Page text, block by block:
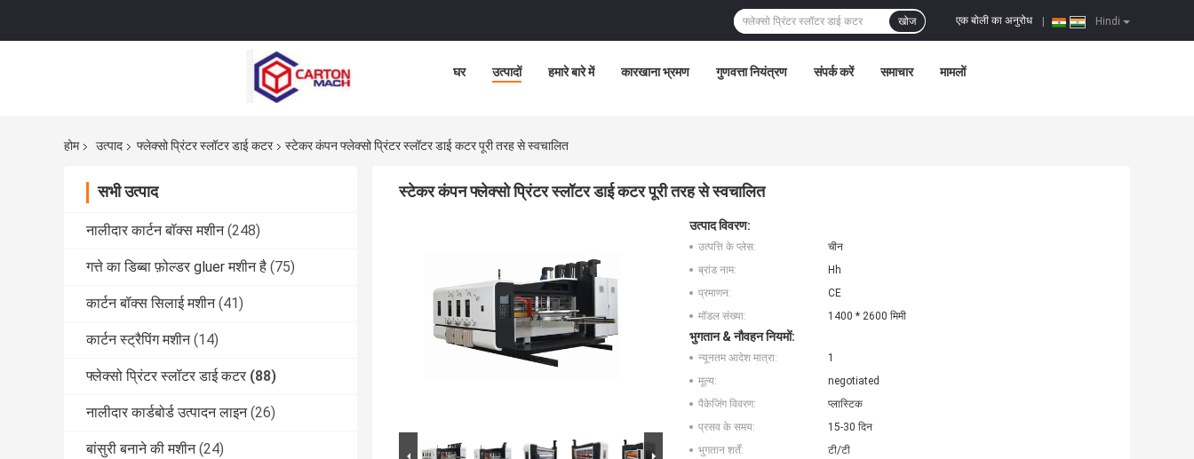
Hindi
एक बोली का अनुरोध
खोज
घर उत्पादों हमारे बारे में कारखाना भ्रमण गुणवत्ता नियंत्रण संपर्क करें समाचार मामलों
होम उत्पाद फ्लेक्सो प्रिंटर स्लॉटर डाई कटर स्टेकर कंपन फ्लेक्सो प्रिंटर स्लॉटर डाई कटर पूरी तरह से स्वचालित
सभी उत्पाद
नालीदार कार्टन बॉक्स मशीन (248)
गत्ते का डिब्बा फ़ोल्डर gluer मशीन है (75)
कार्टन बॉक्स सिलाई मशीन (41)
कार्टन स्ट्रैपिंग मशीन (14)
फ्लेक्सो प्रिंटर स्लॉटर डाई कटर (88)
नालीदार कार्डबोर्ड उत्पादन लाइन (26)
बांसुरी बनाने की मशीन (24)
स्टेकर कंपन फ्लेक्सो प्रिंटर स्लॉटर डाई कटर पूरी तरह से स्वचालित
उत्पाद विवरण:
उत्पत्ति के प्लेस:
चीन
ब्रांड नाम:
Hh
प्रमाणन:
CE
मॉडल संख्या:
1400 * 2600 मिमी
भुगतान & नौवहन नियमों:
न्यूनतम आदेश मात्रा:
1
मूल्य:
negotiated
पैकेजिंग विवरण:
प्लास्टिक
प्रसव के समय:
15-30 दिन
भुगतान शर्तें:
टी/टी